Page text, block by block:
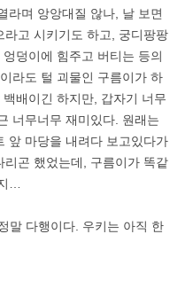
라며 앙앙대질 않나, 날 보면
고 시키기도 하고, 궁디팡팡
덩이에 힘주고 버티는 등의
라도 털 괴물인 구름이가 하
배이긴 하지만, 갑자기 너무
너무너무 재미있다. 원래는
앞 마당을 내려다 보고있다가
곤 했었는데, 구름이가 똑같
…
말 다행이다. 우키는 아직 한